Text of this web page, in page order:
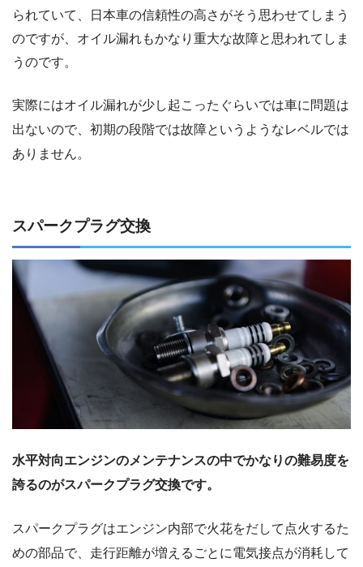
られていて、日本車の信頼性の高さがそう思わせてしまう
のですが、オイル漏れもかなり重大な故障と思われてしま
うのです。
実際にはオイル漏れが少し起こったぐらいでは車に問題は
出ないので、初期の段階では故障というようなレベルでは
ありません。
スパークプラグ交換
水平対向エンジンのメンテナンスの中でかなりの難易度を
誇るのがスパークプラグ交換です。
スパークプラグはエンジン内部で火花をだして点火するた
めの部品で、走行距離が増えるごとに電気接点が消耗して